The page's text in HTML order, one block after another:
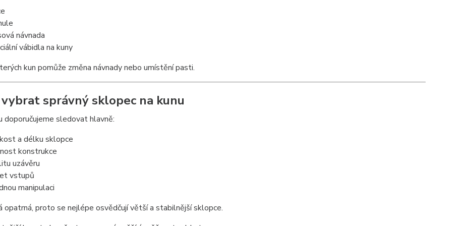
návnada
vábidla na kuny
kun pomůže změna návnady nebo umístění pasti.
správný sklopec na kunu
doporučujeme sledovat hlavně:
a délku sklopce
konstrukce
uzávěru
vstupů
manipulaci
opatrná, proto se nejlépe osvědčují větší a stabilnější sklopce.